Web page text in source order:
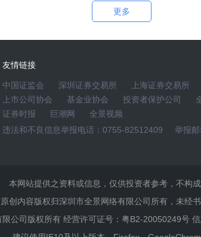
在全景路演举办，欢迎广大投资者踊跃参
办方欢迎投资者的广泛意见，但为共同营造和谐的
辱骂性的、攻击性的、缺乏事实依据的和违反当前
，网络系统记录有可能作为用户违反法律的证据。
。
，本网保留追究法律责任的权利。
更多
友情链接
中国证监会 深圳证券交易所 上海证券交易所
上市公司协会
基金业协会 投资者保护公司
证券时报
巨潮网 全景视频
违法和不良信息举报电话：0755-82512409 举报
本网站提供之资料或信息，仅供投资者参考，不构
创内容版权归深圳市全景网络有限公司所有，未经
公司版权所有 经营许可证号：粤B2-20050249号